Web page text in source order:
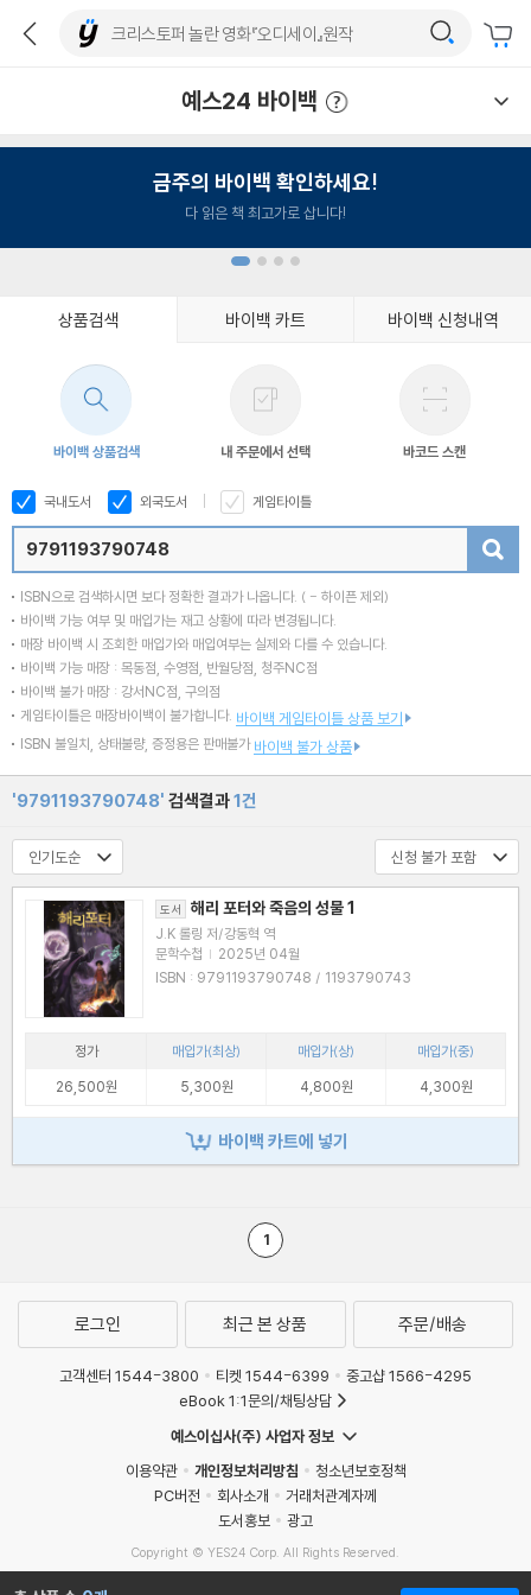
예스24 바이백
금주의 바이백 확인하세요!
다 읽은 책 최고가로 삽니다!
상품검색 바이백 카트 바이백 신청내역
바이백 상품검색 내 주문에서 선택 바코드 스캔
국내도서 외국도서 게임타이틀
ISBN으로 검색하시면 보다 정확한 결과가 나옵니다. ( - 하이픈 제외)
바이백 가능 여부 및 매입가는 재고 상황에 따라 변경됩니다.
매장 바이백 시 조회한 매입가와 매입여부는 실제와 다를 수 있습니다.
바이백 가능 매장 : 목동점, 수영점, 반월당점, 청주NC점
바이백 불가 매장 : 강서NC점, 구의점
게임타이틀은 매장바이백이 불가합니다. 바이백 게임타이틀 상품 보기
ISBN 불일치, 상태불량, 증정용은 판매불가 바이백 불가 상품
'9791193790748' 검색결과1건
도서 해리 포터와 죽음의 성물 1
J.K 롤링 저/강동혁 역
문학수첩 | 2025년 04월
ISBN : 9791193790748 / 1193790743
정가 매입가(최상) 매입가(상)
매입가(중)
26,500원
5,300원 4,800원 4,300원
바이백 카트에 넣기
1
로그인 최근 본 상품 주문/배송
고객센터 1544-3800 티켓 1544-6399
중고샵 1566-4295
eBook 1:1문의/채팅상담
예스이십사(주) 사업자 정보
이용약관
개인정보처리방침
청소년보호정책
PC버전
회사소개
거래처관계자께
도서홍보
광고
Copyright © YES24 Corp. All Rights Reserved.
MATOM11